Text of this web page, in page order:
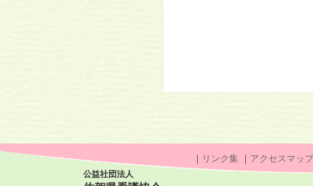
｜ リンク集 ｜ アクセスマップ
公益社団法人